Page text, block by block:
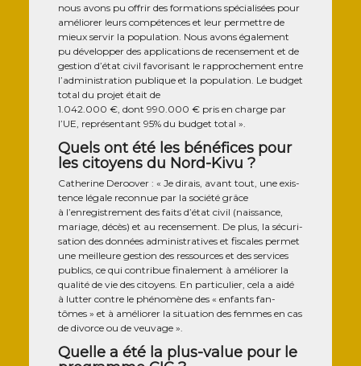
nous avons pu offrir des for­ma­tions spé­cia­li­sées pour
amé­lio­rer leurs com­pé­tences et leur per­mettre de
mieux ser­vir la popu­la­tion. Nous avons éga­le­ment
pu déve­lop­per des appli­ca­tions de recen­se­ment et de
ges­tion d’état civil favo­ri­sant le rap­pro­che­ment entre
l’administration publique et la popu­la­tion. Le bud­get
total du pro­jet était de
1.042.000 €, dont 990.000 € pris en charge par
l’UE, repré­sen­tant 95% du bud­get total ».
Quels ont été les bénéfices pour
les citoyens du Nord-Kivu ?
Cathe­rine Deroo­ver : « Je dirais, avant tout, une exis­
tence légale recon­nue par la socié­té grâce
à l’enregistrement des faits d’état civil (nais­sance,
mariage, décès) et au recen­se­ment. De plus, la sécu­ri­
sa­tion des don­nées admi­nis­tra­tives et fis­cales per­met
une meilleure ges­tion des res­sources et des ser­vices
publics, ce qui contri­bue fina­le­ment à amé­lio­rer la
qua­li­té de vie des citoyens. En par­ti­cu­lier, cela a aidé
à lut­ter contre le phé­no­mène des « enfants fan­
tômes » et à amé­lio­rer la situa­tion des femmes en cas
de divorce ou de veuvage ».
Quelle a été la plus-value pour le